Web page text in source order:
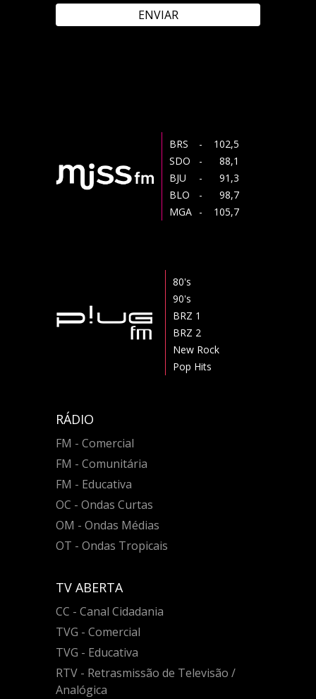
ENVIAR
BRS
- 102,5
SDO
- 88,1
BJU
- 91,3
BLO
- 98,7
MGA - 105,7
80's
90's
BRZ 1
BRZ 2
New Rock
Pop Hits
RÁDIO
FM - Comercial
FM - Comunitária
FM - Educativa
OC - Ondas Curtas
OM - Ondas Médias
OT - Ondas Tropicais
TV ABERTA
CC - Canal Cidadania
TVG - Comercial
TVG - Educativa
RTV - Retrasmissão de Televisão /
Analógica